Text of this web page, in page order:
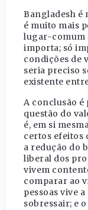
Bangladesh é
é muito mais
lugar-comum
importa; só
condições de
seria preciso
existente
A conclusão é
questão do
é, em si
certos efeitos
a redução do
liberal dos
vivem
comparar ao
pessoas vive
sobressair; e